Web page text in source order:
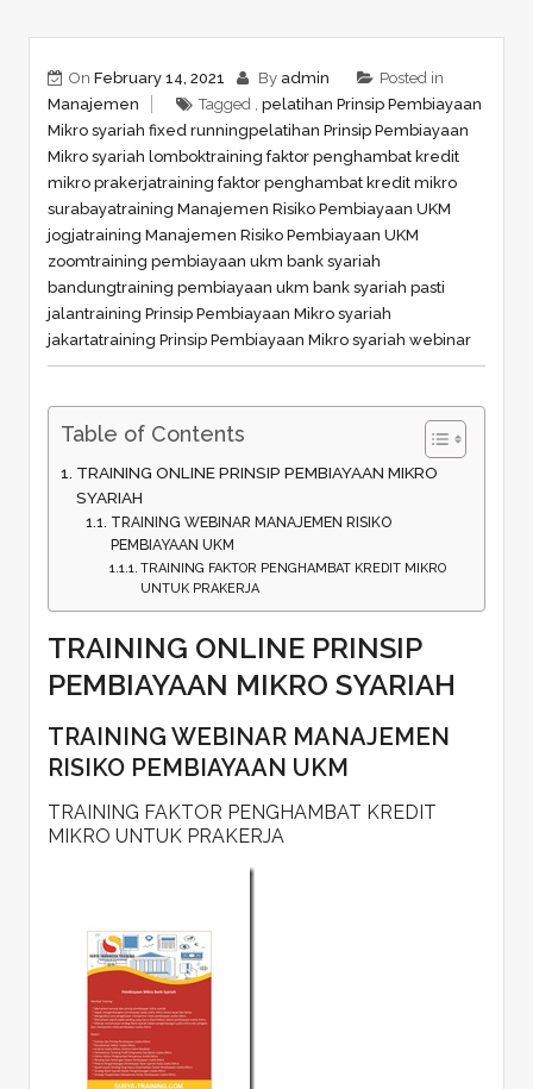
On February 14, 2021 By admin
Posted in
Manajemen
Tagged , pelatihan Prinsip Pembiayaan
Mikro syariah fixed runningpelatihan Prinsip Pembiayaan
Mikro syariah lomboktraining faktor penghambat kredit
mikro prakerjatraining faktor penghambat kredit mikro
surabayatraining Manajemen Risiko Pembiayaan UKM
jogjatraining Manajemen Risiko Pembiayaan UKM
zoomtraining pembiayaan ukm bank syariah
bandungtraining pembiayaan ukm bank syariah pasti
jalantraining Prinsip Pembiayaan Mikro syariah
jakartatraining Prinsip Pembiayaan Mikro syariah webinar
Table of Contents
TRAINING ONLINE PRINSIP PEMBIAYAAN MIKRO
SYARIAH
TRAINING WEBINAR MANAJEMEN RISIKO
PEMBIAYAAN UKM
TRAINING FAKTOR PENGHAMBAT KREDIT MIKRO
UNTUK PRAKERJA
TRAINING ONLINE PRINSIP
PEMBIAYAAN MIKRO SYARIAH
TRAINING WEBINAR MANAJEMEN
RISIKO PEMBIAYAAN UKM
TRAINING FAKTOR PENGHAMBAT KREDIT
MIKRO UNTUK PRAKERJA